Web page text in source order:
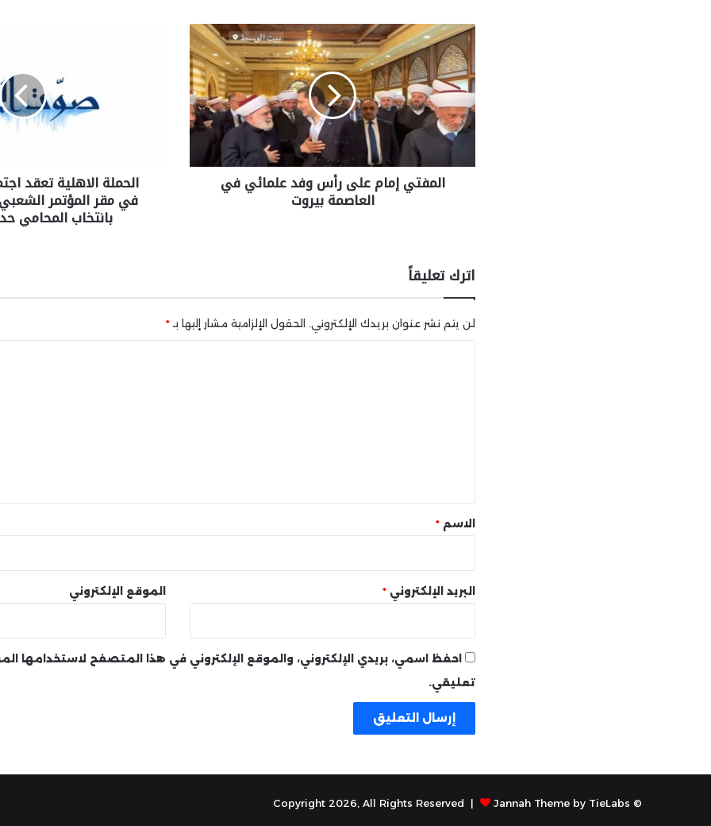
المفتي إمام على رأس وفد علمائي في
العاصمة بيروت
الحملة الاهلية تعقد
في مقر المؤتمر
بانتخاب المحامي
اترك تعليقاً
لن يتم نشر عنوان بريدك الإلكتروني. الحقول الإلزامية مشار إليها بـ*
* الاسم *
البريد الإلكتروني * الموقع الإلكتروني
احفظ اسمي، بريدي الإلكتروني، والموقع الإلكتروني في هذا المتصفح لاستخدامها
تعليقي.
© Copyright 2026, All Rights Reserved |
Jannah Theme by TieLabs